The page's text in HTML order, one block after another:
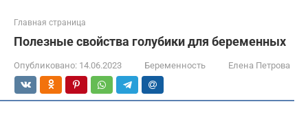
Главная страница
Полезные свойства голубики для беременных
Опубликовано: 14.06.2023 Беременность Елена Петрова